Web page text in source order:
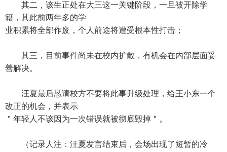
其二，该生正处在大三这一关键阶段，一旦被开除学
籍，其此前两年多的学
业积累将全部作废，个人前途将遭受根本性打击；
其三，目前事件尚未在校内扩散，有机会在内部层面妥
善解决。
汪夏最后恳请校方不要将此事升级处理，给王小东一个
改正的机会，并表示
＂年轻人不该因为一次错误就被彻底毁掉＂。
（记录人注：汪夏发言结束后，会场出现了短暂的冷